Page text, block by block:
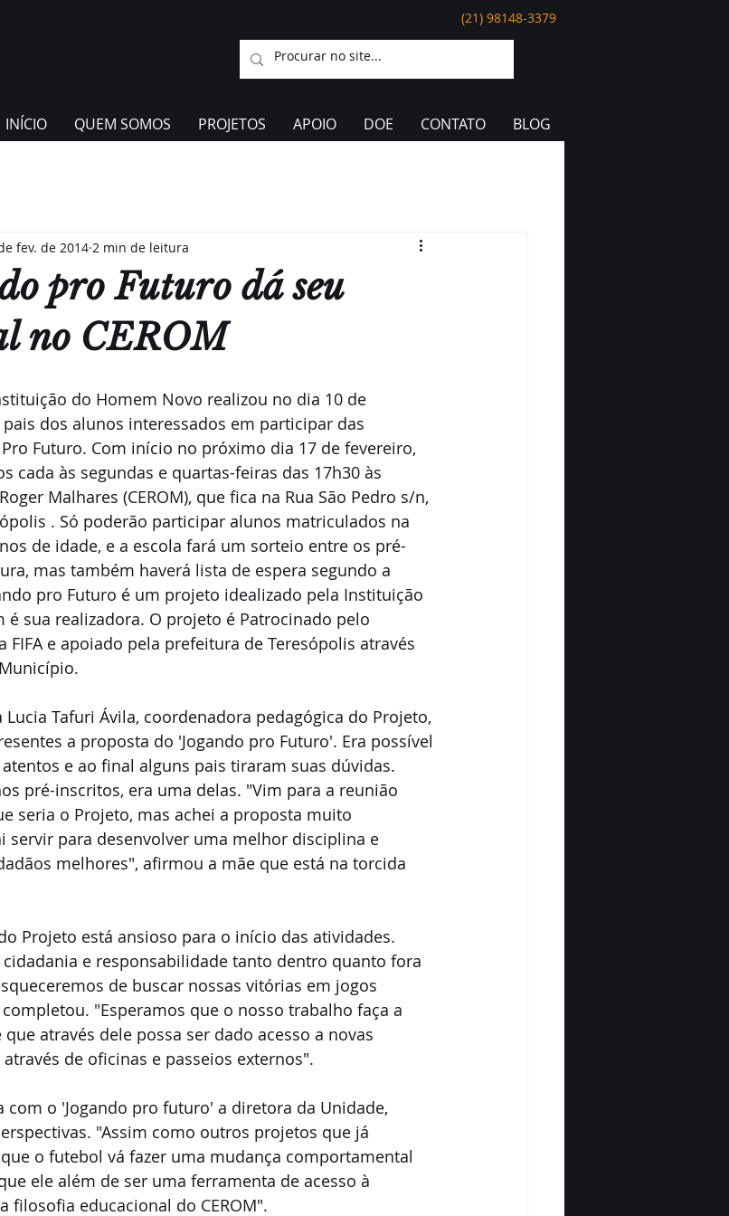
(21) 98148-3379
INÍCIO QUEM SOMOS PROJETOS APOIO DOE CONTATO BLOG
pro Futuro dá seu
no CEROM
fev. de 2014 2 min de leitura
do Homem Novo realizou no dia 10 de
dos alunos interessados em participar das
Futuro. Com início no próximo dia 17 de fevereiro,
cada às segundas e quartas-feiras das 17h30 às
Malhares (CEROM), que fica na Rua São Pedro s/n,
. Só poderão participar alunos matriculados na
de idade, e a escola fará um sorteio entre os pré-
mas também haverá lista de espera segundo a
pro Futuro é um projeto idealizado pela Instituição
sua realizadora. O projeto é Patrocinado pelo
FIFA e apoiado pela prefeitura de Teresópolis através
Tafuri Ávila, coordenadora pedagógica do Projeto,
a proposta do 'Jogando pro Futuro'. Era possível
e ao final alguns pais tiraram suas dúvidas.
pré-inscritos, era uma delas. "Vim para a reunião
seria o Projeto, mas achei a proposta muito
servir para desenvolver uma melhor disciplina e
melhores", afirmou a mãe que está na torcida
Projeto está ansioso para o início das atividades.
e responsabilidade tanto dentro quanto fora
de buscar nossas vitórias em jogos
"Esperamos que o nosso trabalho faça a
através dele possa ser dado acesso a novas
de oficinas e passeios externos".
com o 'Jogando pro futuro' a diretora da Unidade,
"Assim como outros projetos que já
o futebol vá fazer uma mudança comportamental
ele além de ser uma ferramenta de acesso à
filosofia educacional do CEROM".